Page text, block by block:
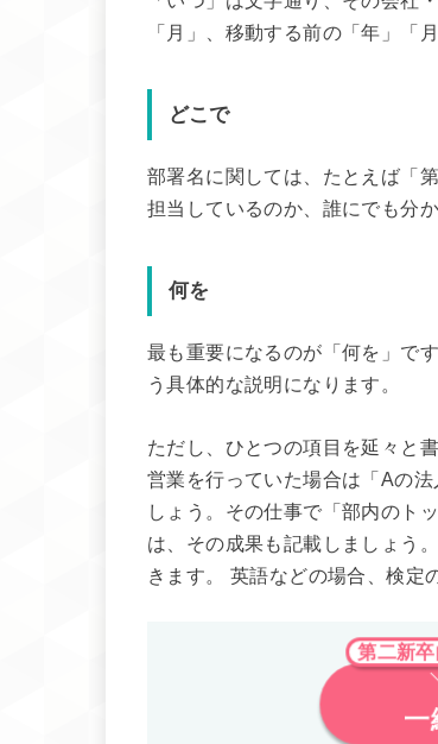
「月」、移動する前の「年」「
どこで
部署名に関しては、たとえば「
担当しているのか、誰にでも分
何を
最も重要になるのが「何を」で
う具体的な説明になります。
ただし、ひとつの項目を延々と
営業を行っていた場合は「Aの
しょう。その仕事で「部内のト
は、その成果も記載しましょう
きます。 英語などの場合、検定
第二新